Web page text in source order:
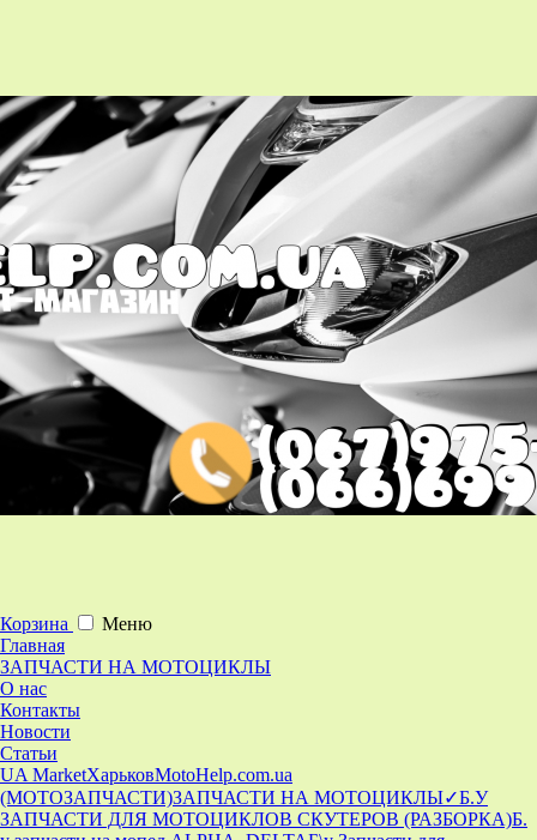
Корзина
Меню
Главная
ЗАПЧАСТИ НА МОТОЦИКЛЫ
О нас
Контакты
Новости
Статьи
UA MarketХарьковMotoHelp.com.ua
(МОТОЗАПЧАСТИ)ЗАПЧАСТИ НА МОТОЦИКЛЫ✓Б.У
ЗАПЧАСТИ ДЛЯ МОТОЦИКЛОВ СКУТЕРОВ (РАЗБОРКА)Б.